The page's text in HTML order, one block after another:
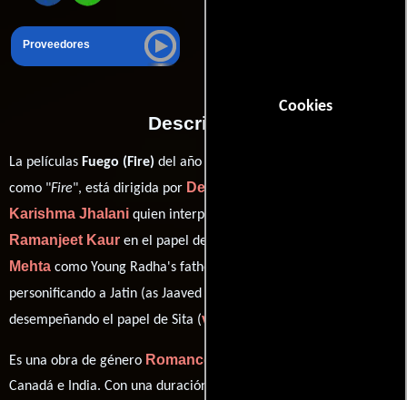
Cookies
Proveedores
Descripción
La películas Fuego (Fire) del año 1996, conocida originalmente
como "Fire", está dirigida por Deepa Mehta
Karishma Jhalani quien interpreta a Young Radha,
Ramanjeet Kaur en el papel de Young Radha's mother,
Mehta como Young Radha's father,
personificando a Jatin (as Jaaved Jaaferi) y
desempeñando el papel de Sita (ver créditos completos
Es una obra de género Romance
Canadá e India. Con una duración de 01 hr 48 min (108 minutos),